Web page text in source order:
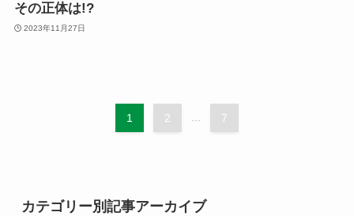
その正体は!?
2023年11月27日
1 2 ... 7
カテゴリー別記事アーカイブ